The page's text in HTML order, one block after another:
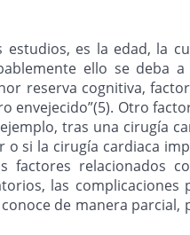
es la edad, la
ello se deba
reserva cognitiva,
Otro
tras una cirugía
si la cirugía cardiaca
relacionados
las
de manera